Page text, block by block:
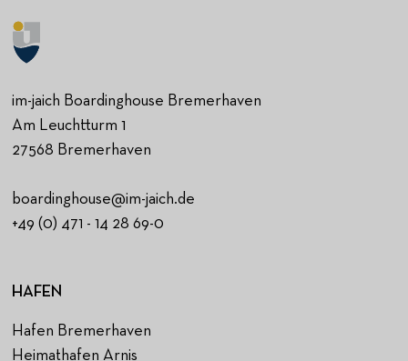
im-jaich Boardinghouse Bremerhaven
Am Leuchtturm 1
27568 Bremerhaven
boardinghouse@im-jaich.de
+49 (0) 471 - 14 28 69-0
HAFEN
Hafen Bremerhaven
Heimathafen Arnis